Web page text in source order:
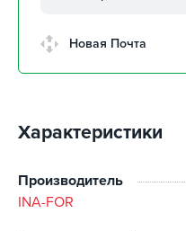
авторынок
г. Киев, ул. Остафия
Новая Почта
Характеристики
Производитель
INA-FOR